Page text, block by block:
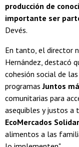
producción de
importante ser
Devés.
En tanto, el director
Hernández, destacó
cohesión social de
programas Juntos
comunitarias para
asequibles y justos a
EcoMercados
alimentos a las